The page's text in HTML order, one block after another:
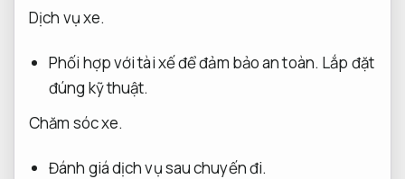
Dịch vụ xe.
Phối hợp với tài xế để đảm bảo an toàn. Lắp đặt
đúng kỹ thuật.
Chăm sóc xe.
Đánh giá dịch vụ sau chuyến đi.